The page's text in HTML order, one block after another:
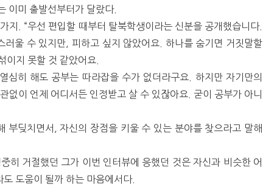
이미 출발선부터가 달랐다.
지. “우선 편입할 때부터 탈북학생이라는 신분을 공개했습니다.
러울 수 있지만, 피하고 싶지 않았어요. 하나를 숨기면 거짓말할
이지 못할 것 같았어요.
심히 해도 공부는 따라잡을 수가 없더라구요. 하지만 자기만의
없이 언제 어디서든 인정받고 살 수 있잖아요. 굳이 공부가 아니
부딪치면서, 자신의 장점을 키울 수 있는 분야를 찾으라고 말해
히 거절했던 그가 이번 인터뷰에 응했던 것은 자신과 비슷한 어
도움이 될까 하는 마음에서다.